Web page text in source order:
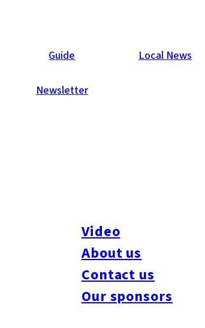
Guide Local News
Newsletter
Video
About us
Contact us
Our sponsors